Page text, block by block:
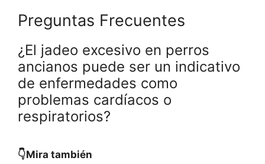
Preguntas Frecuentes
¿El jadeo excesivo en perros
ancianos puede ser un indicativo
de enfermedades como
problemas cardíacos o
respiratorios?
👇Mira también